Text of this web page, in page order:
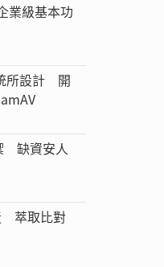
業級基本功
所設計 開
缺資安人
萃取比對